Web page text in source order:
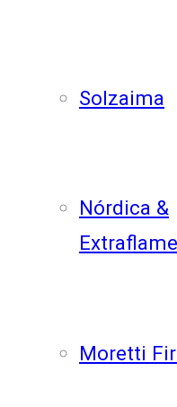
Solzaima
Nórdica &
Extraflame
Moretti